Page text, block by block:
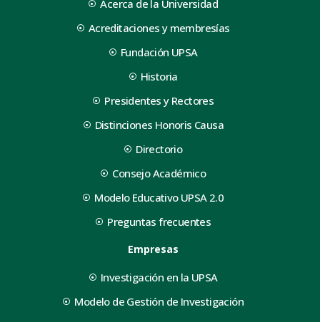
Acerca de la Universidad
Acreditaciones y membresías
Fundación UPSA
Historia
Presidentes y Rectores
Distinciones Honoris Causa
Directorio
Consejo Académico
Modelo Educativo UPSA 2.0
Preguntas frecuentes
Empresas
Investigación en la UPSA
Modelo de Gestión de Investigación